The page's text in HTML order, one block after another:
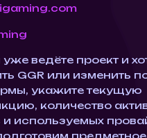
ведёте проект и
GGR или изменить
укажите текущую
количество
и используемых
предметное